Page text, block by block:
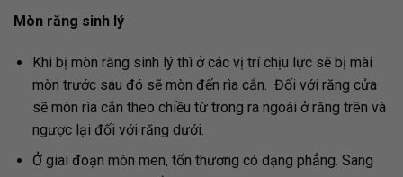
Mòn răng sinh lý
Khi bị mòn răng sinh lý thì ở các vị trí chịu lực sẽ bị mài
mòn trước sau đó sẽ mòn đến rìa cắn. Đối với răng cửa
sẽ mòn rìa cắn theo chiều từ trong ra ngoài ở răng trên và
ngược lại đối với răng dưới.
Ở giai đoạn mòn men, tổn thương có dạng phẳng. Sang